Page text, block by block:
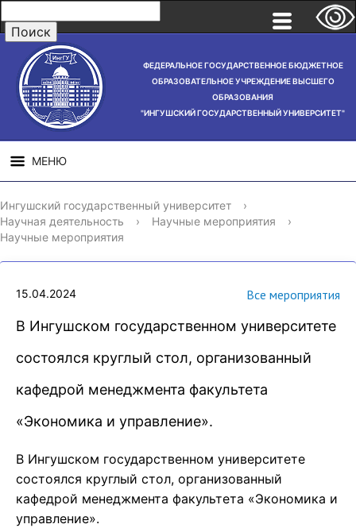
ФЕДЕРАЛЬНОЕ ГОСУДАРСТВЕННОЕ БЮДЖЕТНОЕ
ОБРАЗОВАТЕЛЬНОЕ УЧРЕЖДЕНИЕ ВЫСШЕГО
ОБРАЗОВАНИЯ
"ИНГУШСКИЙ ГОСУДАРСТВЕННЫЙ УНИВЕРСИТЕТ"
МЕНЮ
СВЕДЕНИЯ ОБ
ОБРАЗОВАТЕЛЬНОЙ
ОРГАНИЗАЦИИ
НАУЧНАЯ
ДЕЯТЕЛЬНОСТЬ
Ингушский государственный университет
›
Научная деятельность
› Научные мероприятия
›
Научные мероприятия
15.04.2024 Все мероприятия
В Ингушском государственном университете
состоялся круглый стол, организованный
кафедрой менеджмента факультета
«Экономика и управление».
В Ингушском государственном университете
состоялся круглый стол, организованный
кафедрой менеджмента факультета «Экономика и
управление».